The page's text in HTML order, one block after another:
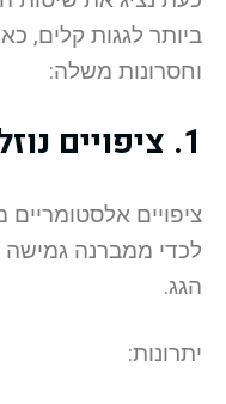
ביותר לגגות קלים,
וחסרונות משלה:
1. ציפויים נוזליים אלסטומריים
ציפויים אלסטומריים
לכדי ממברנה
הגג.
יתרונות: